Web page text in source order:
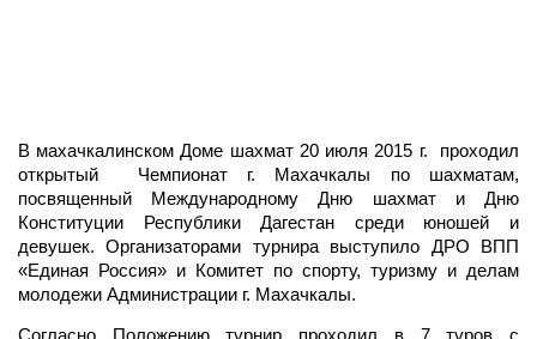
В махачкалинском Доме шахмат 20 июля 2015 г. проходил
открытый Чемпионат г. Махачкалы по шахматам,
посвященный Международному Дню шахмат и Дню
Конституции Республики Дагестан среди юношей и
девушек. Организаторами турнира выступило ДРО ВПП
«Единая Россия» и Комитет по спорту, туризму и делам
молодежи Администрации г. Махачкалы.
Согласно Положению турнир проходил в 7 туров с